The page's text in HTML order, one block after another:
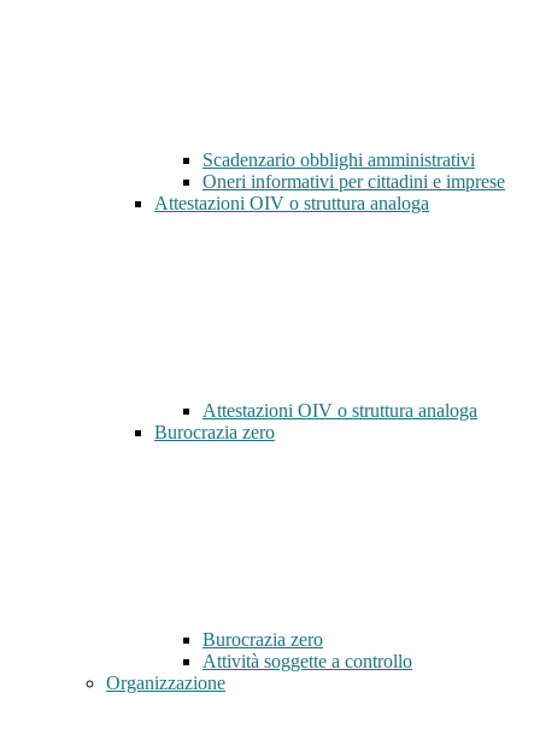
Scadenzario obblighi amministrativi
Oneri informativi per cittadini e imprese
Attestazioni OIV o struttura analoga
Attestazioni OIV o struttura analoga
Burocrazia zero
Burocrazia zero
Attività soggette a controllo
Organizzazione